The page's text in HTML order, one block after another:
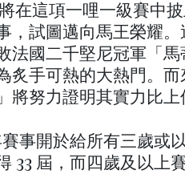
在這項一哩一級賽中
，試圖邁向馬王榮耀
法國二千堅尼冠軍「
炙手可熱的大熱門。
將努力證明其實力比上
賽事開於給所有三歲或
33 屆，而四歲及以上